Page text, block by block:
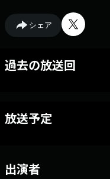
シェア
過去の放送回
放送予定
出演者